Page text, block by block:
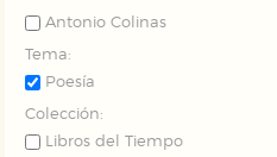
Antonio Colinas
Tema:
Poesía
Colección:
Libros del Tiempo